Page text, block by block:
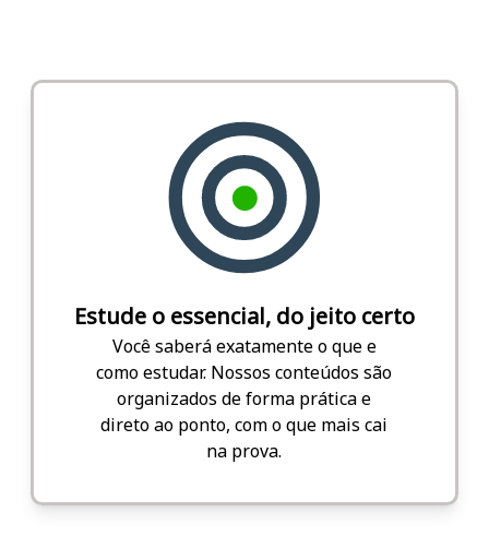
Estude o essencial, do jeito certo
Você saberá exatamente o que e
como estudar. Nossos conteúdos são
organizados de forma prática e
direto ao ponto, com o que mais cai
na prova.